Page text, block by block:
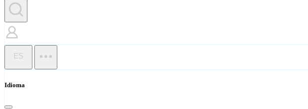
ES
Idioma